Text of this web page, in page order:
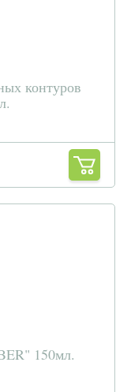
контуров
150мл.